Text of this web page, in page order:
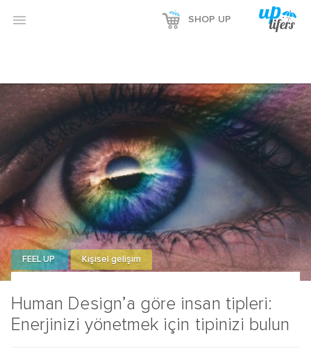
 SHOP UP
Human Design’a göre insan tipleri:
Enerjinizi yönetmek için tipinizi bulun
FEEL UP Kişisel gelişim